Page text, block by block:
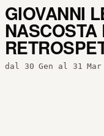
GIOVANNI
dal 30 Gen al 31 Mar